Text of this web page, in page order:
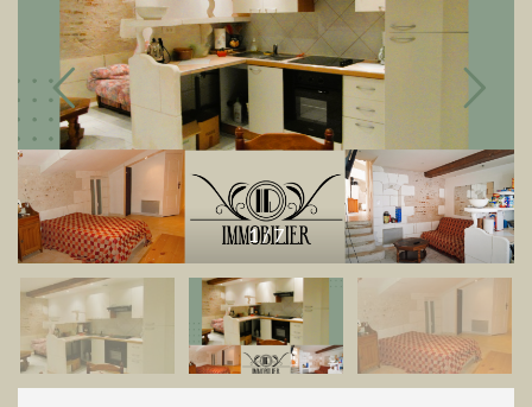
1/7